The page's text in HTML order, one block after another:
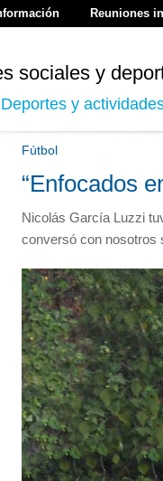
Reuniones
sociales y
Deportes y
Fútbol
“Enfocados
Nicolás García Luzzi
conversó con nosotros